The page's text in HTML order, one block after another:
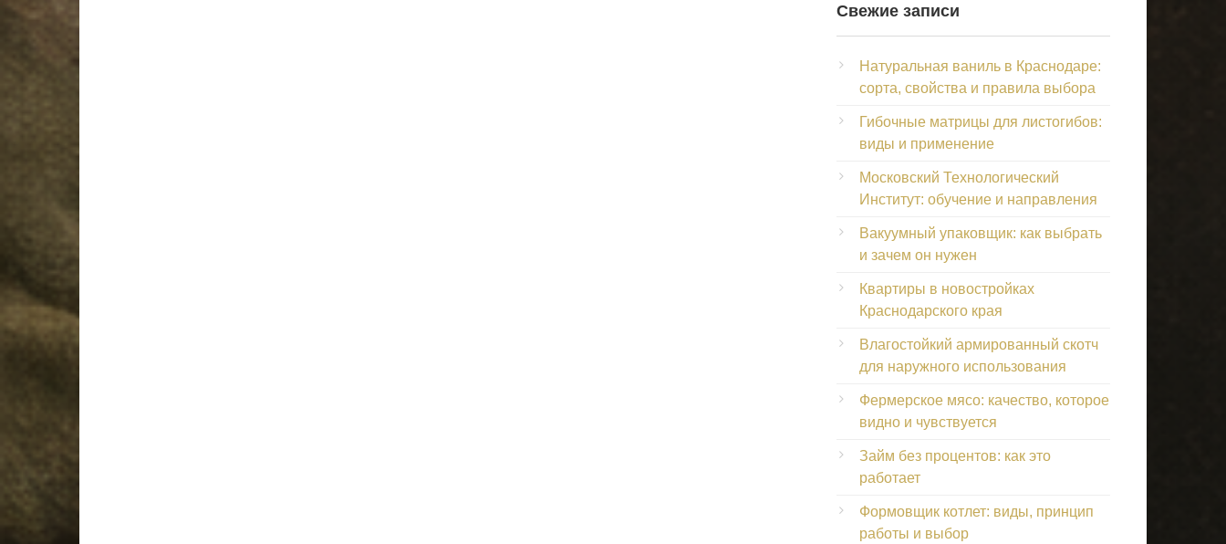
Свежие записи
Натуральная ваниль в Краснодаре:
сорта, свойства и правила выбора
Гибочные матрицы для листогибов:
виды и применение
Московский Технологический
Институт: обучение и направления
Вакуумный упаковщик: как выбрать
и зачем он нужен
Квартиры в новостройках
Краснодарского края
Влагостойкий армированный скотч
для наружного использования
Фермерское мясо: качество, которое
видно и чувствуется
Займ без процентов: как это
работает
Формовщик котлет: виды, принцип
работы и выбор